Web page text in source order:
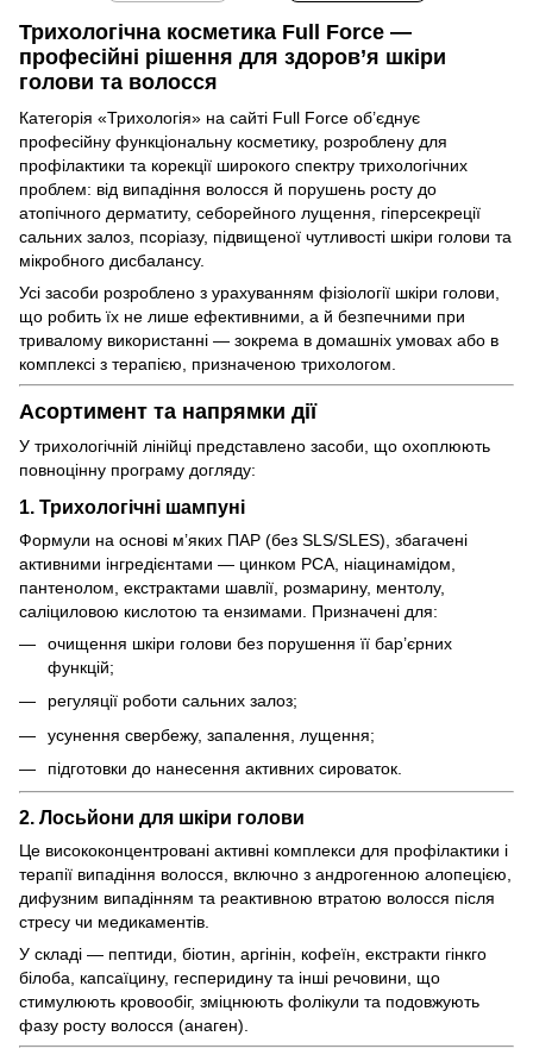
Трихологічна косметика Full Force —
професійні рішення для здоров’я шкіри
голови та волосся
Категорія «Трихологія» на сайті Full Force об’єднує
професійну функціональну косметику, розроблену для
профілактики та корекції широкого спектру трихологічних
проблем: від випадіння волосся й порушень росту до
атопічного дерматиту, себорейного лущення, гіперсекреції
сальних залоз, псоріазу, підвищеної чутливості шкіри голови та
мікробного дисбалансу.
Усі засоби розроблено з урахуванням фізіології шкіри голови,
що робить їх не лише ефективними, а й безпечними при
тривалому використанні — зокрема в домашніх умовах або в
комплексі з терапією, призначеною трихологом.
Асортимент та напрямки дії
У трихологічній лінійці представлено засоби, що охоплюють
повноцінну програму догляду:
1. Трихологічні шампуні
Формули на основі м’яких ПАР (без SLS/SLES), збагачені
активними інгредієнтами — цинком PCA, ніацинамідом,
пантенолом, екстрактами шавлії, розмарину, ментолу,
саліциловою кислотою та ензимами. Призначені для:
очищення шкіри голови без порушення її бар’єрних
функцій;
регуляції роботи сальних залоз;
усунення свербежу, запалення, лущення;
підготовки до нанесення активних сироваток.
2. Лосьйони для шкіри голови
Це висококонцентровані активні комплекси для профілактики і
терапії випадіння волосся, включно з андрогенною алопецією,
дифузним випадінням та реактивною втратою волосся після
стресу чи медикаментів.
У складі — пептиди, біотин, аргінін, кофеїн, екстракти гінкго
білоба, капсаїцину, гесперидину та інші речовини, що
стимулюють кровообіг, зміцнюють фолікули та подовжують
фазу росту волосся (анаген).